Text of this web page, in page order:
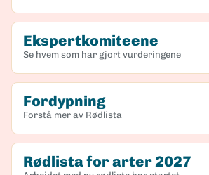
Ekspertkomiteene
Se hvem som har gjort vurderingene
Fordypning
Forstå mer av Rødlista
Rødlista for arter 2027